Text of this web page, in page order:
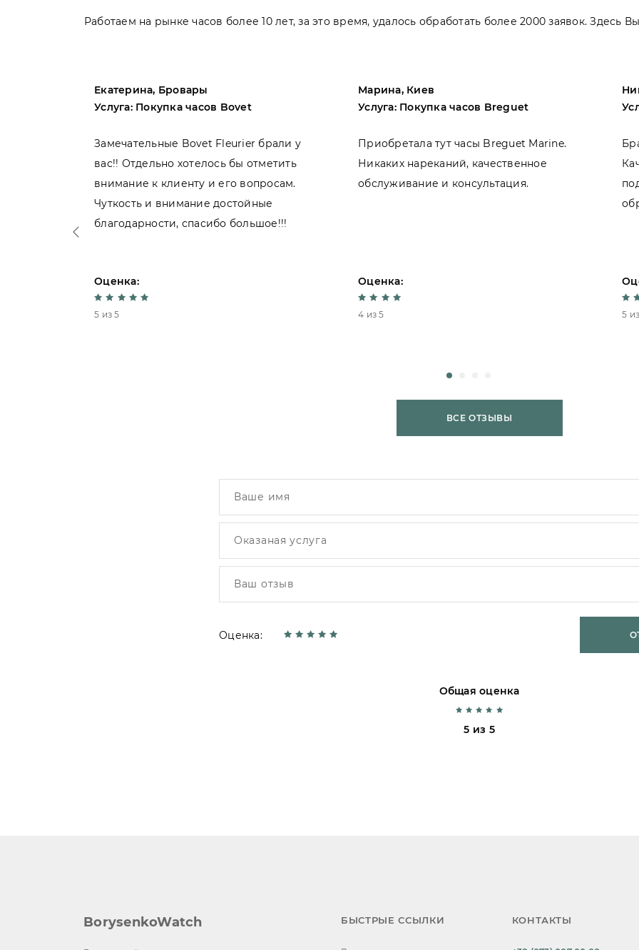
Работаем на рынке часов более 10 лет, за это время, удалось обработать более 2000 заявок. Здесь
Екатерина, Бровары
Услуга: Покупка часов Bovet
Замечательные Bovet Fleurier брали у
вас!! Отдельно хотелось бы отметить
внимание к клиенту и его вопросам.
Чуткость и внимание достойные
благодарности, спасибо большое!!!
Оценка:
5 из 5
Марина, Киев
Услуга: Покупка часов Breguet
Приобретала тут часы Breguet Marine.
Никаких нареканий, качественное
обслуживание и консультация.
Оценка:
4 из 5 5
ВСЕ ОТЗЫВЫ
Оценка:
Общая оценка
5 из 5
BorysenkoWatch БЫСТРЫЕ ССЫЛКИ КОНТАКТЫ